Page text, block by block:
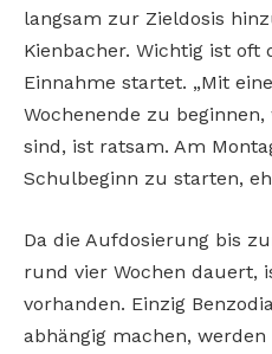
langsam zur Zieldosis
Kienbacher. Wichtig ist
Einnahme startet. „Mit
Wochenende zu
sind, ist ratsam. Am
Schulbeginn zu starten,
Da die Aufdosierung bis
rund vier Wochen dauert,
vorhanden. Einzig
abhängig machen,